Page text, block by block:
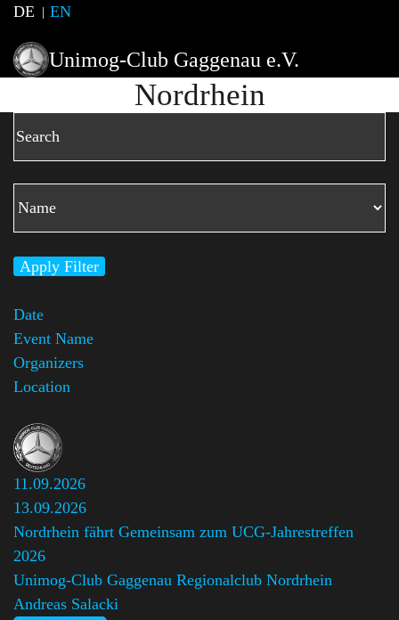
DE EN
Unimog-Club Gaggenau e.V.
Nordrhein
Apply Filter
Date
Event Name
Organizers
Location
11.09.2026
13.09.2026
Nordrhein fährt Gemeinsam zum UCG-Jahrestreffen
2026
Unimog-Club Gaggenau Regionalclub Nordrhein
Andreas Salacki